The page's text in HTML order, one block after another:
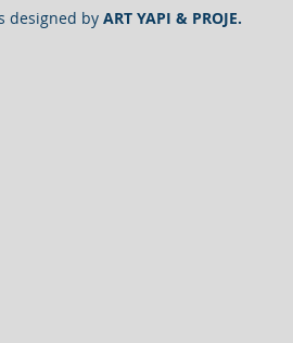
designed by ART YAPI & PROJE.